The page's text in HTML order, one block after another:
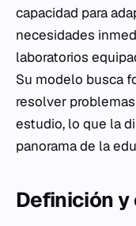
capacidad para
necesidades
laboratorios
Su modelo busca
resolver
estudio, lo que la
panorama de la
Definición